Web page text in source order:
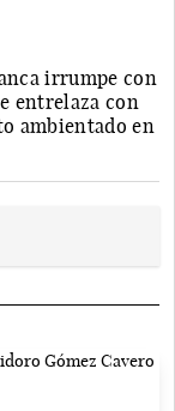
irrumpe con
entrelaza con
ambientado en